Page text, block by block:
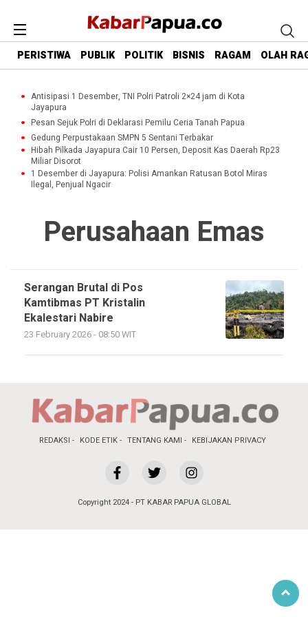
PERISTIWA PUBLIK POLITIK BISNIS RAGAM OLAH
Antisipasi 1 Desember, TNI Polri Patroli 2×24 jam di Kota
Jayapura
Pesan Sejuk Polri di Deklarasi Pemilu Ceria Tanah Papua
Gedung Perpustakaan SMPN 5 Sentani Terbakar
Hibah Pilkada Jayapura Cair 10 Persen, Deposit Kas Daerah Rp23
Miliar Disorot
1 Desember di Jayapura: Polisi Amankan Ratusan Botol Miras
Ilegal, Penjual Ngacir
Perusahaan Emas
Serangan Brutal di Pos
Kamtibmas PT Kristalin
Ekalestari Nabire
23 February 2026 - 08:50 WIT
REDAKSI KODE ETIK TENTANG KAMI KEBIJAKAN PRIVACY
Copyright 2024 - PT KABAR PAPUA GLOBAL